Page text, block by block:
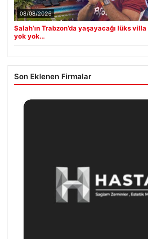
08/08/2026
Salah’ın Trabzon’da yaşayacağı lüks
yok yok…
Son Eklenen Firmalar